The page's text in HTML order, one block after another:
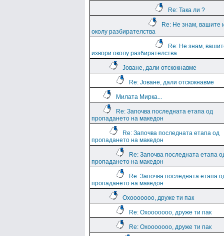
Re: Така ли ?
Re: Не знам, вашите
околу разбирателства
Re: Не знам,
извори околу разбирателства
Јоване, дали отскокнавме
Re: Јоване, дали отскокнавме
Милата Мирка...
Re: Започва последната етапа од
пропадането на македон
Re: Започва последната етапа од
пропадането на македон
Re: Започва последната етапа
пропадането на македон
Re: Започва последната етапа
пропадането на македон
Охооооооо, друже ти пак
Re: Охооооооо, друже ти пак
Re: Охооооооо, друже ти пак